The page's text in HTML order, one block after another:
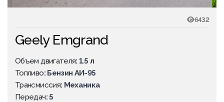
6432
Geely Emgrand
Объем двигателя: 1.5 л
Топливо: Бензин АИ-95
Трансмиссия: Механика
Передач: 5